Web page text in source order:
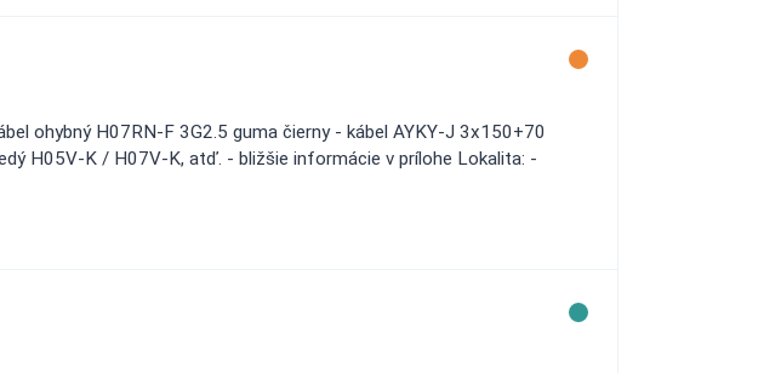
ohybný H07RN-F 3G2.5 guma čierny - kábel AYKY-J 3x150+70
H05V-K / H07V-K, atď. - bližšie informácie v prílohe Lokalita: -